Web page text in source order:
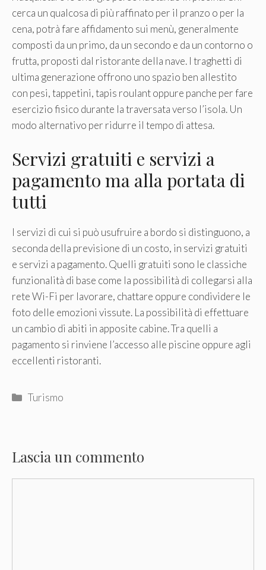
cerca un qualcosa di più raffinato per il pranzo o per la
cena, potrà fare affidamento sui menù, generalmente
composti da un primo, da un secondo e da un contorno o
frutta, proposti dal ristorante della nave. I traghetti di
ultima generazione offrono uno spazio ben allestito
con pesi, tappetini, tapis roulant oppure panche per fare
esercizio fisico durante la traversata verso l’isola. Un
modo alternativo per ridurre il tempo di attesa.
Servizi gratuiti e servizi a
pagamento ma alla portata di
tutti
I servizi di cui si può usufruire a bordo si distinguono, a
seconda della previsione di un costo, in servizi gratuiti
e servizi a pagamento. Quelli gratuiti sono le classiche
funzionalità di base come la possibilità di collegarsi alla
rete Wi-Fi per lavorare, chattare oppure condividere le
foto delle emozioni vissute. La possibilità di effettuare
un cambio di abiti in apposite cabine. Tra quelli a
pagamento si rinviene l’accesso alle piscine oppure agli
eccellenti ristoranti.
Categorie
Turismo
Lascia un commento